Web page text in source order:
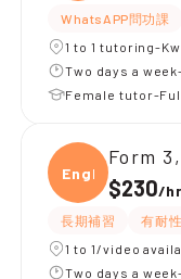
WhatsAPP問功課
1 to 1 tutoring-
Two days a
Female tutor-
Engli
Form
$230/hr
長期補習 有耐性
1 to 1/video
Two days a